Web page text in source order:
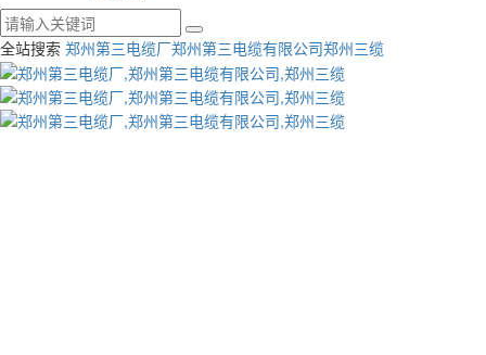
全站搜索 郑州第三电缆厂郑州第三电缆有限公司郑州三缆